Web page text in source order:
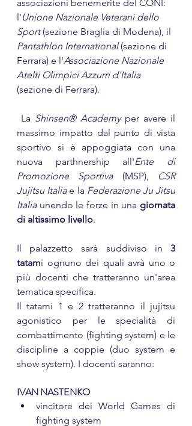
associazioni benemerite del CONI:
l'Unione Nazionale Veterani dello
Sport (sezione Braglia di Modena), il
Pantathlon International (sezione di
Ferrara) e l'Associazione Nazionale
Atelti Olimpici Azzurri d'Italia
(sezione di Ferrara).
La Shinsen® Academy per avere il
massimo impatto dal punto di vista
sportivo si è appoggiata con una
nuova parthnership all'Ente di
Promozione Sportiva (MSP),
CSR
Jujitsu Italia e la Federazione Ju Jitsu
Italia unendo le forze in una giornata
di altissimo livello.
Il palazzetto sarà suddiviso in 3
tatami ognuno dei quali avrà uno o
più docenti che tratteranno un'area
tematica specifica.
Il tatami 1 e 2 tratteranno il jujitsu
agonistico per le specialità di
combattimento (fighting system) e le
discipline a coppie (duo system e
show system). I docenti saranno:
IVAN NASTENKO
vincitore dei World Games di
fighting system